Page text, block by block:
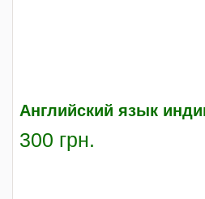
Английский язык
300 грн.